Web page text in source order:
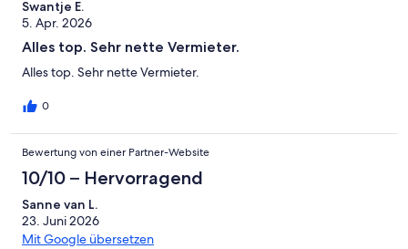
Gut
Okay
Bewertung
von
Schlecht
eine
Bewertung
von
Ungenügend
Swantje E.
5. Apr. 2026
Alles top. Sehr nette Vermieter.
Alles top. Sehr nette Vermieter.
0
Bewertung von einer Partner-Website
10/10 – Hervorragend
Sanne van L.
23. Juni 2026
Mit Google übersetzen